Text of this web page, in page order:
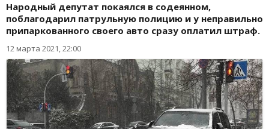
Народный депутат покаялся в содеянном,
поблагодарил патрульную полицию и у неправильно
припаркованного своего авто сразу оплатил штраф.
12 марта 2021, 22:00